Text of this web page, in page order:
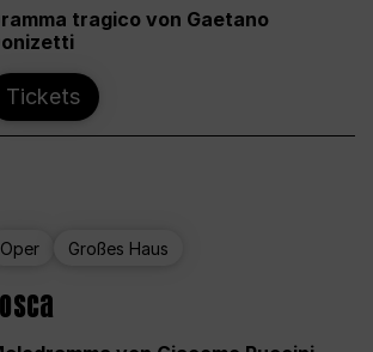
tragico von Gaetano
Tickets
Oper Großes Haus